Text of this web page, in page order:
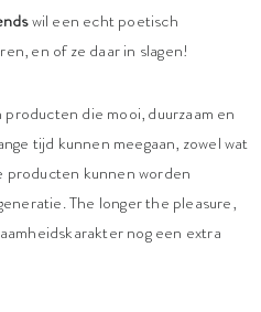
wil een echt poetisch
en of ze daar in slagen!
die mooi, duurzaam en
tijd kunnen meegaan, zowel wat
producten kunnen worden
The longer the pleasure,
nog een extra